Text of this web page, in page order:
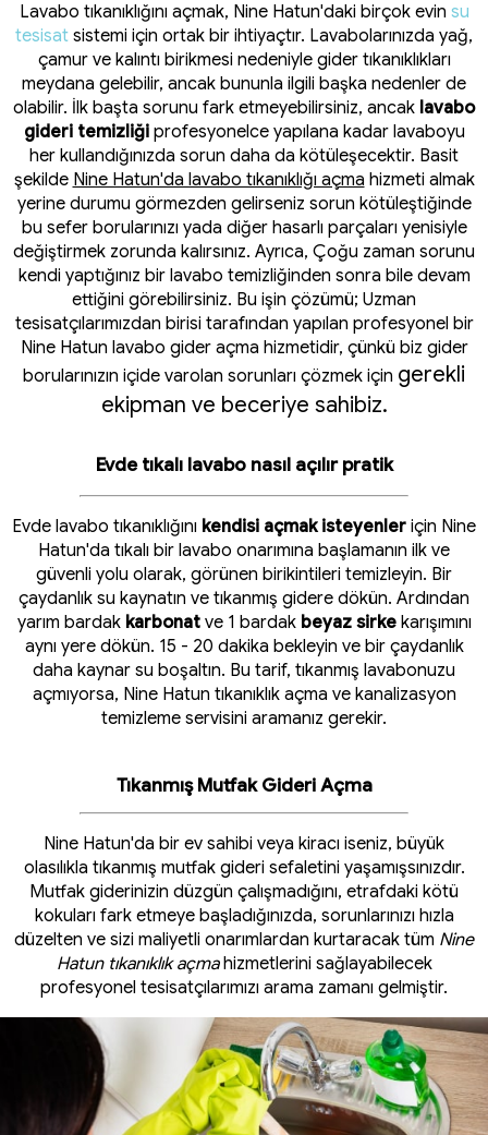
Lavabo tıkanıklığını açmak, Nine Hatun'daki birçok evin su
tesisat sistemi için ortak bir ihtiyaçtır. Lavabolarınızda yağ,
çamur ve kalıntı birikmesi nedeniyle gider tıkanıklıkları
meydana gelebilir, ancak bununla ilgili başka nedenler de
olabilir. İlk başta sorunu fark etmeyebilirsiniz, ancak lavabo
gideri temizliğiprofesyonelce yapılana kadar lavaboyu
her kullandığınızda sorun daha da kötüleşecektir. Basit
şekilde Nine Hatun'da lavabo tıkanıklığı açma hizmeti almak
yerine durumu görmezden gelirseniz sorun kötüleştiğinde
bu sefer borularınızı yada diğer hasarlı parçaları yenisiyle
değiştirmek zorunda kalırsınız. Ayrıca, Çoğu zaman sorunu
kendi yaptığınız bir lavabo temizliğinden sonra bile devam
ettiğini görebilirsiniz. Bu işin çözümü; Uzman
tesisatçılarımızdan birisi tarafından yapılan profesyonel bir
Nine Hatun lavabo gider açma hizmetidir, çünkü biz gider
borularınızın içide varolan sorunları çözmek için gerekli
ekipman ve beceriye sahibiz.
Evde tıkalı lavabo nasıl açılır pratik
Evde lavabo tıkanıklığını kendisi açmak isteyenler için Nine
Hatun'da tıkalı bir lavabo onarımına başlamanın ilk ve
güvenli yolu olarak, görünen birikintileri temizleyin. Bir
çaydanlık su kaynatın ve tıkanmış gidere dökün. Ardından
yarım bardak karbonatve 1 bardak beyaz sirkekarışımını
aynı yere dökün. 15 - 20 dakika bekleyin ve bir çaydanlık
daha kaynar su boşaltın. Bu tarif, tıkanmış lavabonuzu
açmıyorsa, Nine Hatun tıkanıklık açma ve kanalizasyon
temizleme servisini aramanız gerekir.
Tıkanmış Mutfak Gideri Açma
Nine Hatun'da bir ev sahibi veya kiracı iseniz, büyük
olasılıkla tıkanmış mutfak gideri sefaletini yaşamışsınızdır.
Mutfak giderinizin düzgün çalışmadığını, etrafdaki kötü
kokuları fark etmeye başladığınızda, sorunlarınızı hızla
düzelten ve sizi maliyetli onarımlardan kurtaracak tüm Nine
Hatun tıkanıklık açmahizmetlerini sağlayabilecek
profesyonel tesisatçılarımızı arama zamanı gelmiştir.